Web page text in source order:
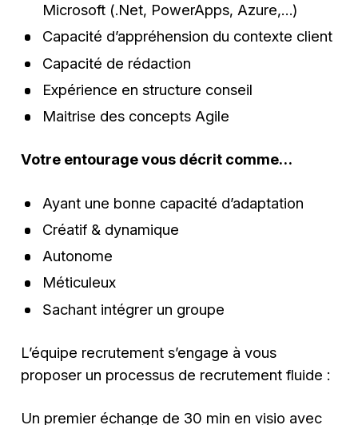
Microsoft (.Net, PowerApps, Azure,…)
Capacité d’appréhension du contexte client
Capacité de rédaction
Expérience en structure conseil
Maitrise des concepts Agile
Votre entourage vous décrit comme…
Ayant une bonne capacité d’adaptation
Créatif & dynamique
Autonome
Méticuleux
Sachant intégrer un groupe
L’équipe recrutement s’engage à vous
proposer un processus de recrutement fluide :
Un premier échange de 30 min en visio avec